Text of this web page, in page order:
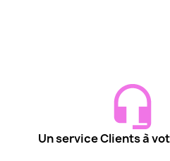
Un service Clients à